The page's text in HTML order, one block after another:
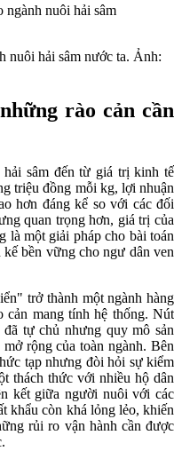
ngành nuôi hải sâm
nuôi hải sâm nước ta. Ảnh:
rào cản cần
hải sâm đến từ giá trị kinh tế
triệu đồng mỗi kg, lợi nhuận
hơn đáng kể so với các đối
quan trọng hơn, giá trị của
là một giải pháp cho bài toán
bền vững cho ngư dân ven
trở thành một ngành hàng
mang tính hệ thống. Nút
tự chủ nhưng quy mô sản
rộng của toàn ngành. Bên
tạp nhưng đòi hỏi sự kiểm
thách thức với nhiều hộ dân
kết giữa người nuôi với các
khẩu còn khá lỏng lẻo, khiến
rủi ro vận hành cần được